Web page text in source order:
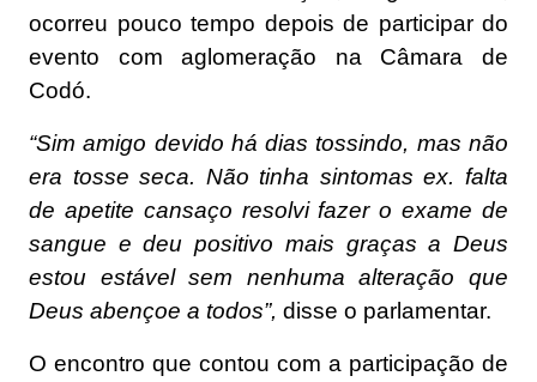
ocorreu pouco tempo depois de participar do
evento com aglomeração na Câmara de
Codó.
“Sim amigo devido há dias tossindo, mas não
era tosse seca. Não tinha sintomas ex. falta
de apetite cansaço resolvi fazer o exame de
sangue e deu positivo mais graças a Deus
estou estável sem nenhuma alteração que
Deus abençoe a todos”, disse o parlamentar.
O encontro que contou com a participação de